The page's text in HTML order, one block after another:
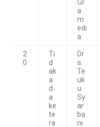
Gr
a
m
edi
a
2
0
Ti
d
ak
a
d
a
ke
te
ra
Dr
s.
Te
uk
u
Sy
ar
ba
ni